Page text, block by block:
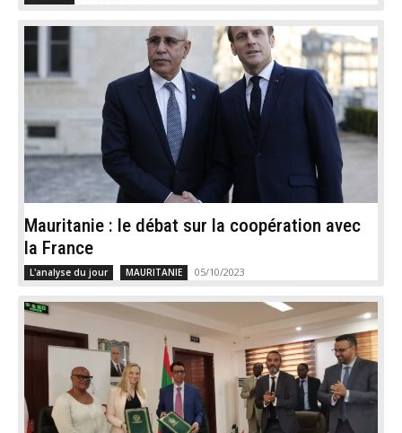
Mauritanie : le débat sur la coopération avec
la France
L'analyse du jour MAURITANIE 05/10/2023